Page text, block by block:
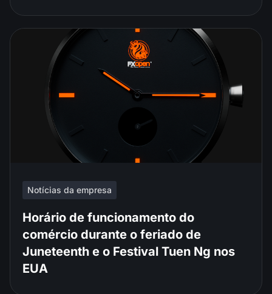
Notícias da empresa
Horário de funcionamento do
comércio durante o feriado de
Juneteenth e o Festival Tuen Ng nos
EUA